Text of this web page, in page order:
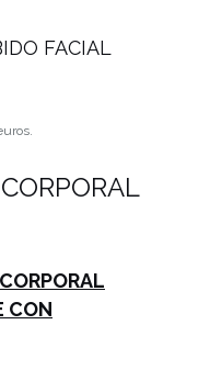
FACIAL
CON